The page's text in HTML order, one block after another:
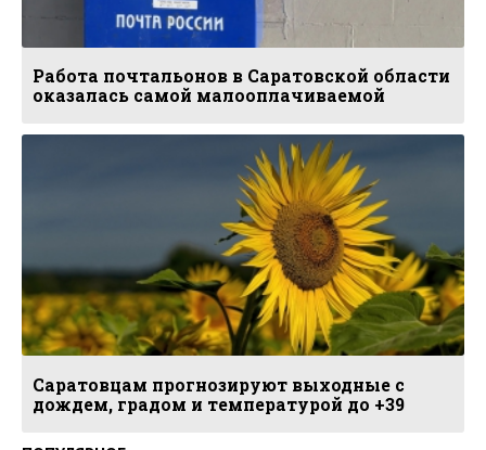
Работа почтальонов в Саратовской области
оказалась самой малооплачиваемой
Саратовцам прогнозируют выходные с
дождем, градом и температурой до +39